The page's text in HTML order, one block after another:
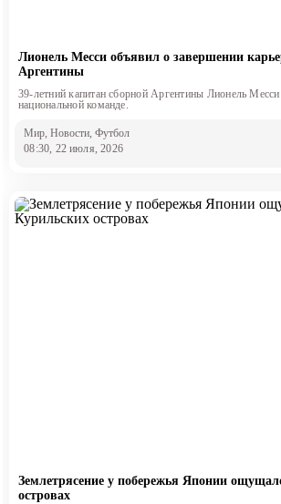
Лионель Месси объявил о завершении
Аргентины
39-летний капитан сборной Аргентины Лионель Месси
национальной команде.
Мир, Новости, Футбол
08:30, 22 июля, 2026
Землетрясение у побережья Японии
островах